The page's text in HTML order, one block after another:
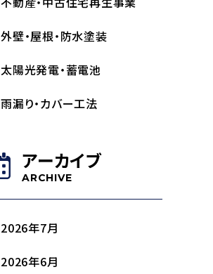
外壁・屋根・防水塗装
太陽光発電・蓄電池
雨漏り・カバー工法
アーカイブ
ARCHIVE
2026年7月
2026年6月